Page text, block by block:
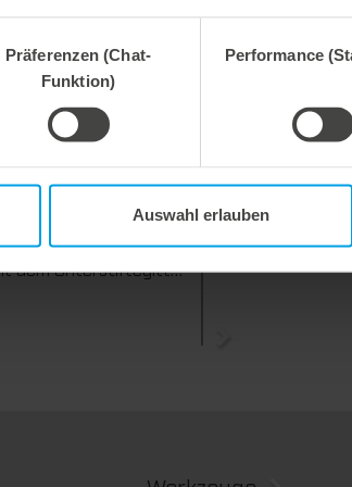
Präferenzen (Chat-
Funktion)
Performance
Auswahl erlauben
Wir bieten mit dem Unterstiftegitter eine spezialisierte Werkzeuglösung für höchste Anforderungen im Ausbrechprozess. Insbesondere bei anspruchsvollen Verpackungszuschnitten sorgt das System für stabile Abläufe und eine zuverlässige Entfernung selbst kleinster Abfallteile über den gesamten Produktionsprozess hinweg – vom ersten bis zum letzten Bogen.
Flexibel